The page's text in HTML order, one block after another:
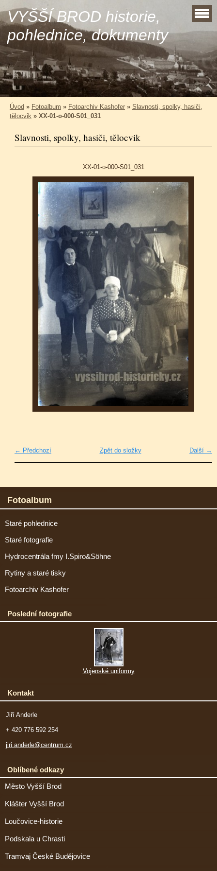
VYŠŠÍ BROD historie,
pohlednice, dokumenty
Úvod » Fotoalbum » Fotoarchiv Kashofer » Slavnosti, spolky, hasiči,
tělocvik » XX-01-o-000-S01_031
Slavnosti, spolky, hasiči, tělocvik
XX-01-o-000-S01_031
← Předchozí Další →
Zpět do složky
Fotoalbum
Staré pohlednice
Staré fotografie
Hydrocentrála fmy I.Spiro&Söhne
Rytiny a staré tisky
Fotoarchiv Kashofer
Poslední fotografie
Vojenské uniformy
Kontakt
Jiří Anderle
+ 420 776 592 254
jiri.anderle@centrum.cz
Oblíbené odkazy
Město Vyšší Brod
Klášter Vyšší Brod
Loučovice-historie
Podskala u Chrasti
Tramvaj České Budějovice